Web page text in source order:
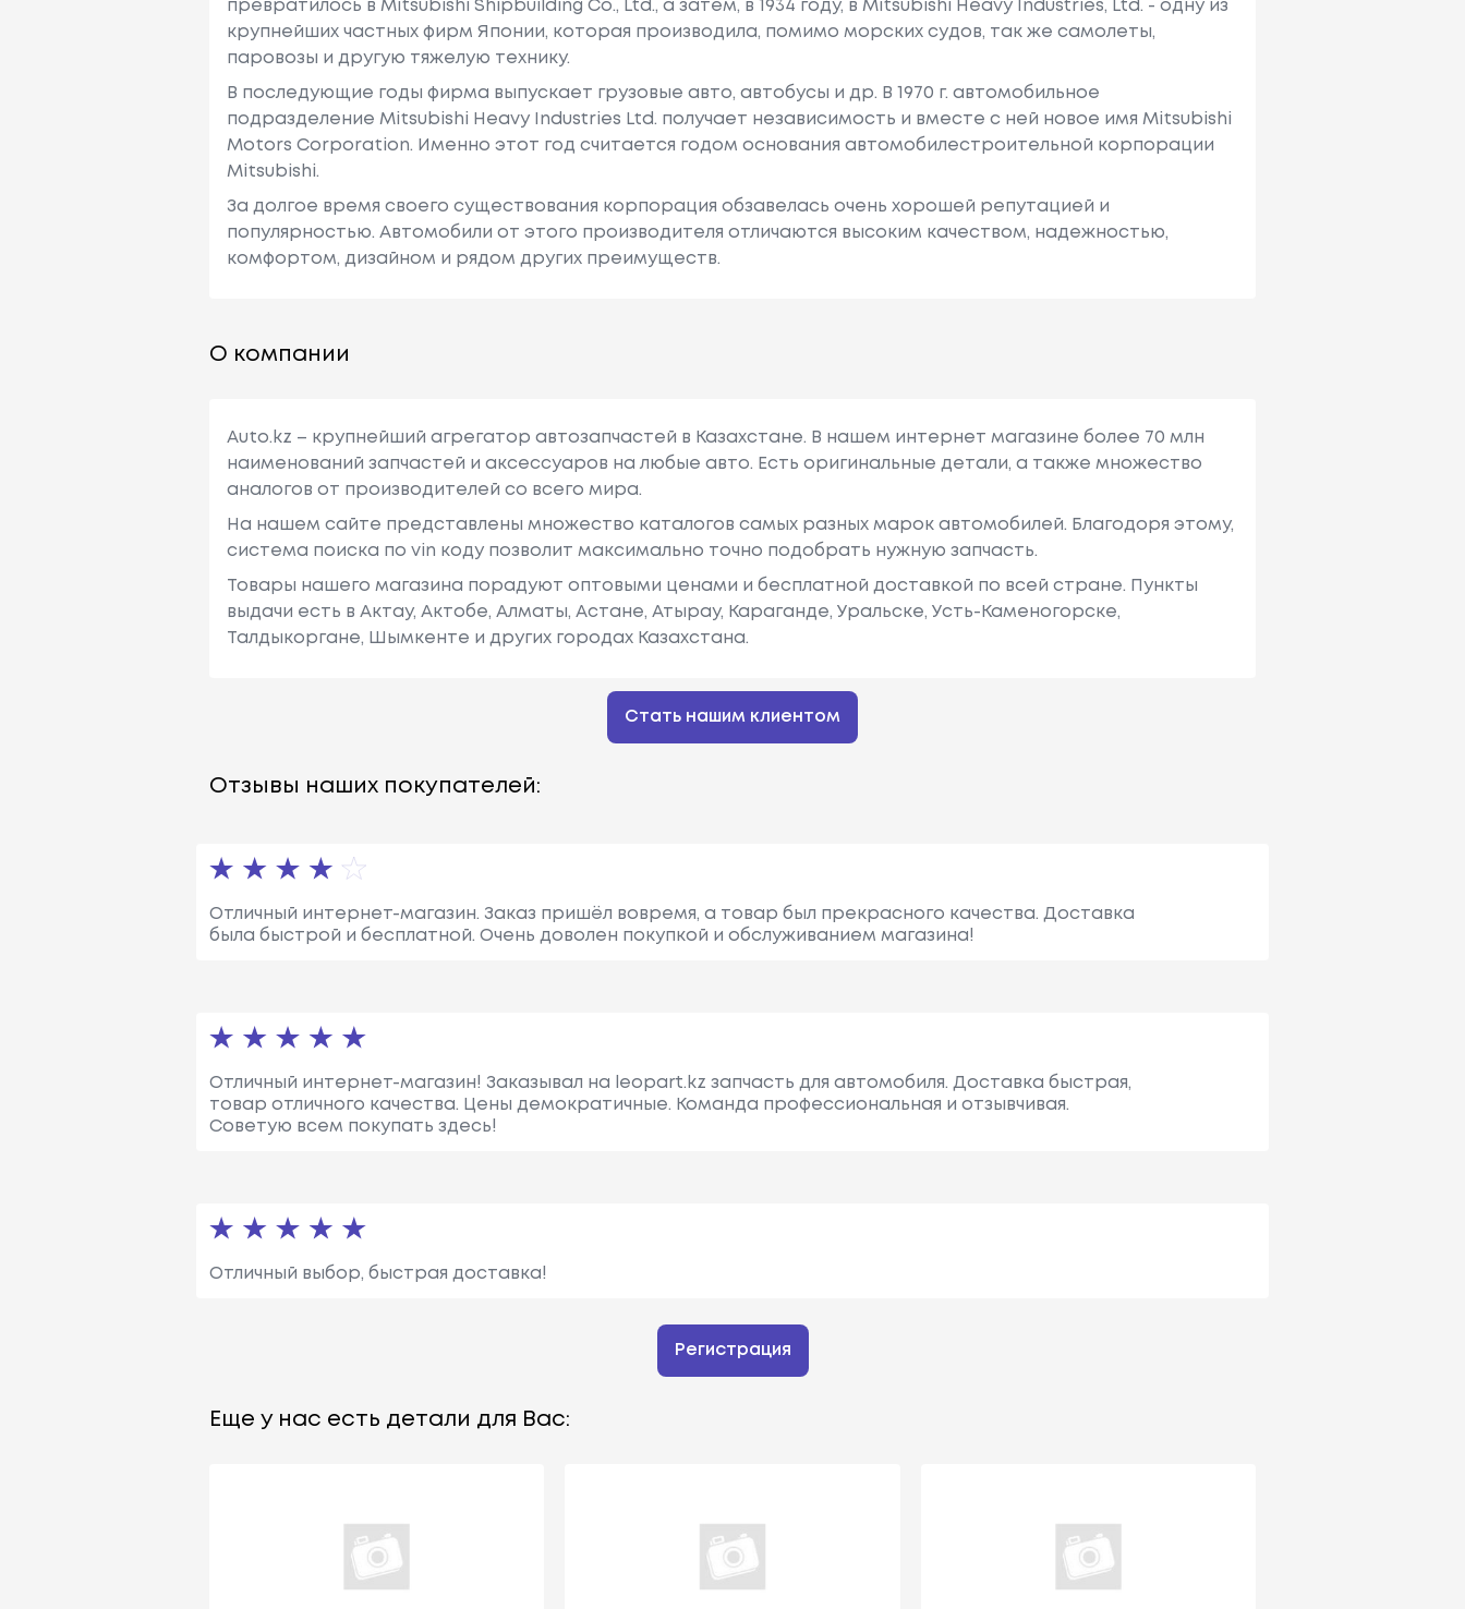
превратилось в Mitsubishi Shipbuilding Co., Ltd., а затем, в 1934 году, в Mitsubishi Heavy Industries, Ltd. - одну из
крупнейших частных фирм Японии, которая производила, помимо морских судов, так же самолеты,
паровозы и другую тяжелую технику.
В последующие годы фирма выпускает грузовые авто, автобусы и др. В 1970 г. автомобильное
подразделение Mitsubishi Heavy Industries Ltd. получает независимость и вместе с ней новое имя Mitsubishi
Motors Corporation. Именно этот год считается годом основания автомобилестроительной корпорации
Mitsubishi.
За долгое время своего существования корпорация обзавелась очень хорошей репутацией и
популярностью. Автомобили от этого производителя отличаются высоким качеством, надежностью,
комфортом, дизайном и рядом других преимуществ.
О компании
Auto.kz – крупнейший агрегатор автозапчастей в Казахстане. В нашем интернет магазине более 70 млн
наименований запчастей и аксессуаров на любые авто. Есть оригинальные детали, а также множество
аналогов от производителей со всего мира.
На нашем сайте представлены множество каталогов самых разных марок автомобилей. Благодоря этому,
система поиска по vin коду позволит максимально точно подобрать нужную запчасть.
Товары нашего магазина порадуют оптовыми ценами и бесплатной доставкой по всей стране. Пункты
выдачи есть в Актау, Актобе, Алматы, Астане, Атырау, Караганде, Уральске, Усть-Каменогорске,
Талдыкоргане, Шымкенте и других городах Казахстана.
Стать нашим клиентом
Отзывы наших покупателей:
Отличный интернет-магазин. Заказ пришёл вовремя, а товар был прекрасного качества. Доставка
была быстрой и бесплатной. Очень доволен покупкой и обслуживанием магазина!
Отличный интернет-магазин! Заказывал на leopart.kz запчасть для автомобиля. Доставка быстрая,
товар отличного качества. Цены демократичные. Команда профессиональная и отзывчивая.
Советую всем покупать здесь!
Отличный выбор, быстрая доставка!
Регистрация
Еще у нас есть детали для Вас: